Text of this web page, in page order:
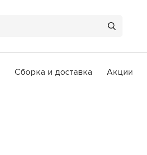
Сборка и доставка Акции